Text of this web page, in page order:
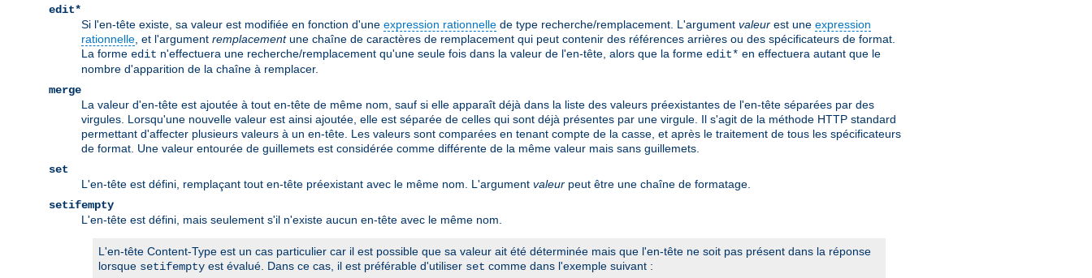
edit*
Si l'en-tête existe, sa valeur est modifiée en fonction d'une expression rationnelle de type recherche/remplacement. L'argument valeur est une expression
rationnelle , et l'argument remplacementune chaîne de caractères de remplacement qui peut contenir des références arrières ou des spécificateurs de format.
La forme edit n'effectuera une recherche/remplacement qu'une seule fois dans la valeur de l'en-tête, alors que la forme edit* en effectuera autant que le
nombre d'apparition de la chaîne à remplacer.
merge
La valeur d'en-tête est ajoutée à tout en-tête de même nom, sauf si elle apparaît déjà dans la liste des valeurs préexistantes de l'en-tête séparées par des
virgules. Lorsqu'une nouvelle valeur est ainsi ajoutée, elle est séparée de celles qui sont déjà présentes par une virgule. Il s'agit de la méthode HTTP standard
permettant d'affecter plusieurs valeurs à un en-tête. Les valeurs sont comparées en tenant compte de la casse, et après le traitement de tous les spécificateurs
de format. Une valeur entourée de guillemets est considérée comme différente de la même valeur mais sans guillemets.
set
L'en-tête est défini, remplaçant tout en-tête préexistant avec le même nom. L'argument valeur peut être une chaîne de formatage.
setifempty
L'en-tête est défini, mais seulement s'il n'existe aucun en-tête avec le même nom.
L'en-tête Content-Type est un cas particulier car il est possible que sa valeur ait été déterminée mais que l'en-tête ne soit pas présent dans la réponse
lorsque setifempty est évalué. Dans ce cas, il est préférable d'utiliser set comme dans l'exemple suivant :